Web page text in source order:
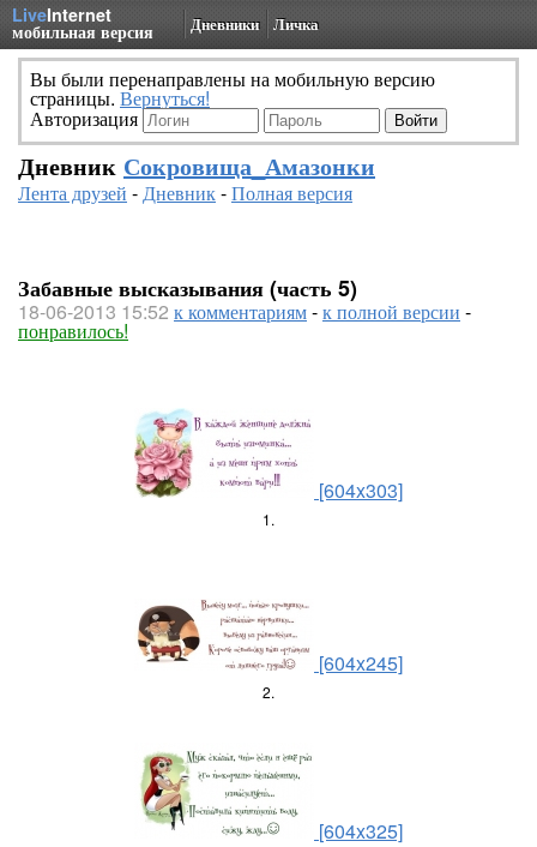
LiveInternet
мобильная версия Дневники Личка
Вы были перенаправлены на мобильную версию
страницы. Вернуться!
Авторизация
Дневник Сокровища_Амазонки
Лента друзей -Дневник-Полная версия
Забавные высказывания (часть 5)
18-06-2013 15:52 к комментариям-к полной версии -
понравилось!
[604x303]
1.
[604x245]
2.
[604x325]